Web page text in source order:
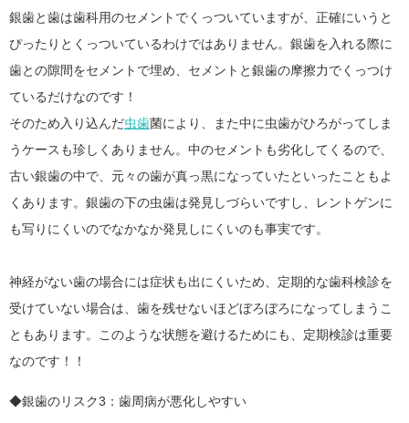
銀歯と歯は歯科用のセメントでくっついていますが、正確にいうと
ぴったりとくっついているわけではありません。銀歯を入れる際に
歯との隙間をセメントで埋め、セメントと銀歯の摩擦力でくっつけ
ているだけなのです！
そのため入り込んだ虫歯菌により、また中に虫歯がひろがってしま
うケースも珍しくありません。中のセメントも劣化してくるので、
古い銀歯の中で、元々の歯が真っ黒になっていたといったこともよ
くあります。銀歯の下の虫歯は発見しづらいですし、レントゲンに
も写りにくいのでなかなか発見しにくいのも事実です。
神経がない歯の場合には症状も出にくいため、定期的な歯科検診を
受けていない場合は、歯を残せないほどぼろぼろになってしまうこ
ともあります。このような状態を避けるためにも、定期検診は重要
なのです！！
◆銀歯のリスク3：歯周病が悪化しやすい